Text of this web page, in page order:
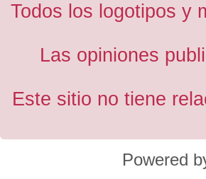
Todos los logotipos y
Las opiniones
Este sitio no tiene
Powered